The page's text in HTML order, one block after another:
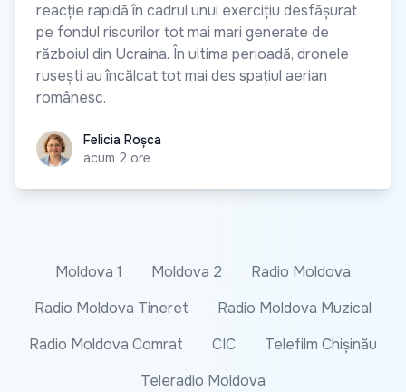
reacție rapidă în cadrul unui exercițiu desfășurat
pe fondul riscurilor tot mai mari generate de
războiul din Ucraina. În ultima perioadă, dronele
rusești au încălcat tot mai des spațiul aerian
românesc.
Felicia RoșcaFelicia Roșca
acum 2 ore
Moldova 1 Moldova 2
Radio Moldova
Radio Moldova Tineret
Radio Moldova Muzical
Radio Moldova Comrat
CIC
Telefilm Chișinău
Teleradio Moldova